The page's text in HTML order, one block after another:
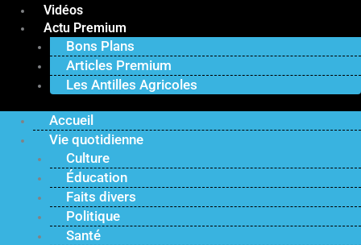
Vidéos
Actu Premium
Bons Plans
Articles Premium
Les Antilles Agricoles
Accueil
Vie quotidienne
Culture
Éducation
Faits divers
Politique
Santé